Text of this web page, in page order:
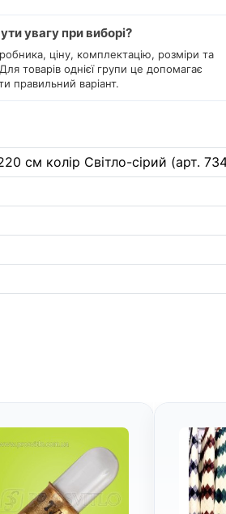
увагу при виборі?
ціну, комплектацію, розміри та
товарів однієї групи це допомагає
правильний варіант.
см колір Світло-сірий (арт.